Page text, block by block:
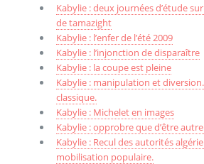
Kabylie : deux journées d’étude
de tamazight
Kabylie : l’enfer de l’été 2009
Kabylie : l’injonction de disparaître
Kabylie : la coupe est pleine
Kabylie : manipulation et
classique.
Kabylie : Michelet en images
Kabylie : opprobre que d’être
Kabylie : Recul des autorités
mobilisation populaire.